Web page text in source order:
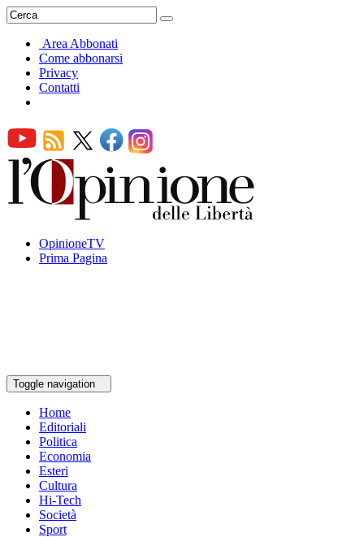
Area Abbonati
Come abbonarsi
Privacy
Contatti
OpinioneTV
Prima Pagina
Toggle navigation
Home
Editoriali
Politica
Economia
Esteri
Cultura
Hi-Tech
Società
Sport